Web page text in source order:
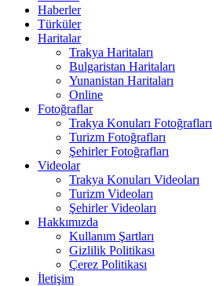
Haberler
Türküler
Haritalar
Trakya Haritaları
Bulgaristan Haritaları
Yunanistan Haritaları
Online
Fotoğraflar
Trakya Konuları Fotoğrafları
Turizm Fotoğrafları
Şehirler Fotoğrafları
Videolar
Trakya Konuları Videoları
Turizm Videoları
Şehirler Videoları
Hakkımızda
Kullanım Şartları
Gizlilik Politikası
Çerez Politikası
İletişim